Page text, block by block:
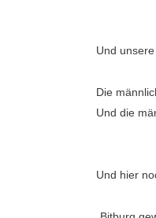
Und
Die
Und die
Und hier